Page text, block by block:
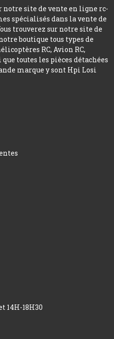
notre site de vente en ligne rc-
spécialisés dans la vente de
trouverez sur notre site de
boutique tous types de
RC, Avion RC,
toutes les pièces détachées
marque y sont Hpi Losi
14H-18H30